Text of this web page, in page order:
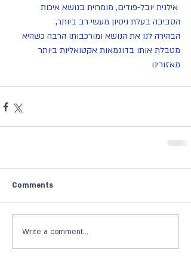
אילנית יובל-פודים, מומחית בנושא איכות
הסביבה בעלת ניסיון מעשי רב ביותר,
הבהירה לנו את הנושא ומורכבותו הרבה כשהיא
מטבלת אותו בדוגמאות אקטואליות ביותר
מאזורינו
Comments
Write a comment...